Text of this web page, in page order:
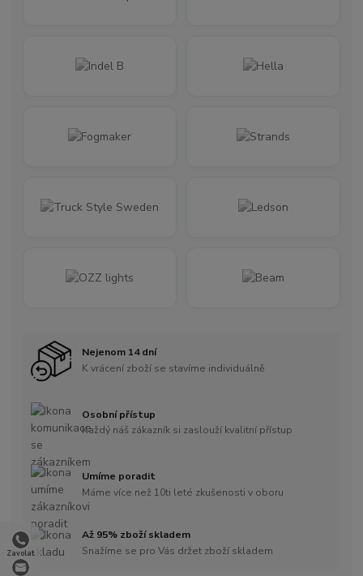
Zavolat
Nejenom 14 dní
K vrácení zboží se stavíme individuálně
Osobní přístup
Každý náš zákazník si zaslouží kvalitní přístup
Umíme poradit
Máme více než 10ti leté zkušenosti v oboru
Až 95% zboží skladem
Snažíme se pro Vás držet zboží skladem